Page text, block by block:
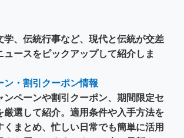
学、伝統行事など、現代と伝統が交差
ュースをピックアップして紹介しま
ン・割引クーポン情報
ンペーンや割引クーポン、期間限定セ
厳選して紹介。適用条件や入手方法を
くまとめ、忙しい日常でも簡単に活用